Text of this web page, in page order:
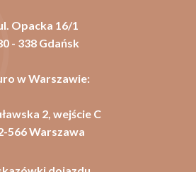
Opacka 16/1
- 338 Gdańsk
w Warszawie:
2, wejście C
566 Warszawa